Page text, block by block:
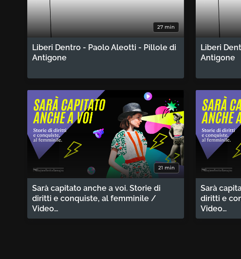
27 min
Liberi Dentro - Paolo Aleotti - Pillole di
Antigone
Liberi
Antigone
21 min
Sarà capitato anche a voi. Storie di
diritti e conquiste, al femminile /
Video…
Sarà
diritti e
Video…